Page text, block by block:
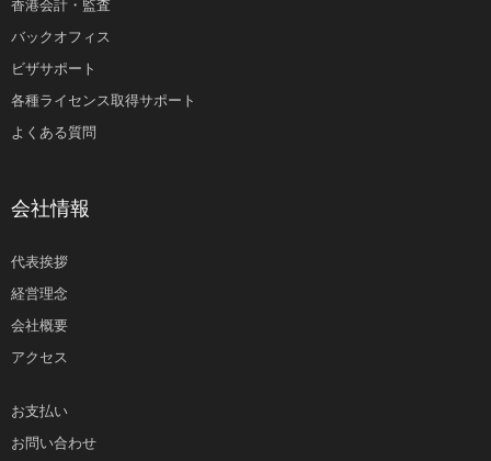
香港会計・監査
バックオフィス
ビザサポート
各種ライセンス取得サポート
よくある質問
会社情報
代表挨拶
経営理念
会社概要
アクセス
お支払い
お問い合わせ